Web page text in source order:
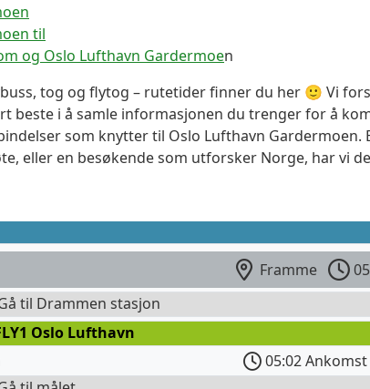
til
og Oslo Lufthavn Gardermoen
tog og flytog – rutetider finner du her 🙂 Vi
beste i å samle informasjonen du trenger for å
som knytter til Oslo Lufthavn Gardermoen.
eller en besøkende som utforsker Norge, har vi
Framme
til Drammen stasjon
Oslo Lufthavn
05:02